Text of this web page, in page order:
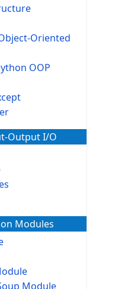
Oriented
OOP
Output I/O
Modules
Module